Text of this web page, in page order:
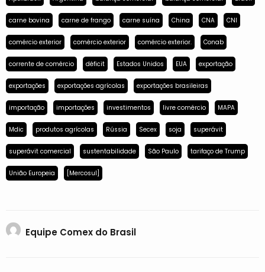
carne bovina carne de frango carne suína China CNA CNI
comércio exterior comércio exterior comércio exterior. Conab
corrente de comércio déficit Estados Unidos EUA exportação
exportações exportações agrícolas exportações brasileiras
importação importações investimentos livre comércio MAPA
Mdic produtos agrícolas Rússia Secex soja superávit
superávit comercial sustentabilidade São Paulo tarifaço de Trump
União Europeia [Mercosul]
Equipe Comex do Brasil